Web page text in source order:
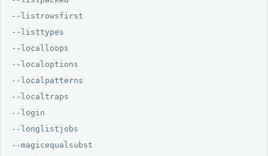
--listrowsfirst
--listtypes
--localloops
--localoptions
--localpatterns
--localtraps
--login
--longlistjobs
--magicequalsubst